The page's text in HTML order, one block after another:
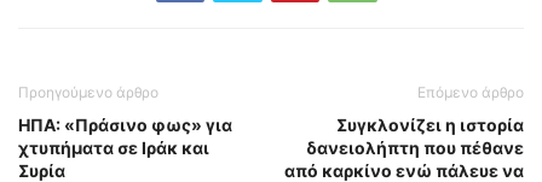
Προηγούμενο άρθρο
ΗΠΑ: «Πράσινο φως» για
χτυπήματα σε Ιράκ και
Συρία
Επόμενο άρθρο
Συγκλονίζει η ιστορία
δανειολήπτη που πέθανε
από καρκίνο ενώ πάλευε να